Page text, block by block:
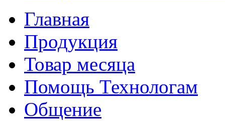
Главная
Продукция
Товар месяца
Помощь Технологам
Общение